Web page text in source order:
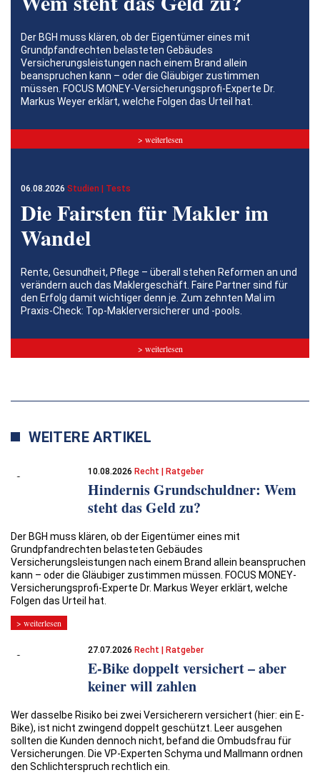
Der BGH muss klären, ob der Eigentümer eines mit
Grundpfandrechten belasteten Gebäudes
Versicherungsleistungen nach einem Brand allein
beanspruchen kann – oder die Gläubiger zustimmen
müssen. FOCUS MONEY-Versicherungsprofi-Experte Dr.
Markus Weyer erklärt, welche Folgen das Urteil hat.
> weiterlesen
06.08.2026 Studien | Tests
Die Fairsten für Makler im
Wandel
Rente, Gesundheit, Pflege – überall stehen Reformen an und
verändern auch das Maklergeschäft. Faire Partner sind für
den Erfolg damit wichtiger denn je. Zum zehnten Mal im
Praxis-Check: Top-Maklerversicherer und -pools.
> weiterlesen
WEITERE ARTIKEL
10.08.2026Recht | Ratgeber
Hindernis Grundschuldner: Wem
steht das Geld zu?
Der BGH muss klären, ob der Eigentümer eines mit
Grundpfandrechten belasteten Gebäudes
Versicherungsleistungen nach einem Brand allein beanspruchen
kann – oder die Gläubiger zustimmen müssen. FOCUS MONEY-
Versicherungsprofi-Experte Dr. Markus Weyer erklärt, welche
Folgen das Urteil hat.
> weiterlesen
27.07.2026 Recht | Ratgeber
E-Bike doppelt versichert – aber
keiner will zahlen
Wer dasselbe Risiko bei zwei Versicherern versichert (hier: ein E-
Bike), ist nicht zwingend doppelt geschützt. Leer ausgehen
sollten die Kunden dennoch nicht, befand die Ombudsfrau für
Versicherungen. Die VP-Experten Schyma und Mallmann ordnen
den Schlichterspruch rechtlich ein.